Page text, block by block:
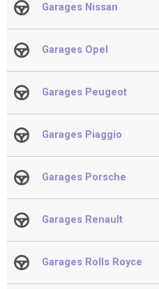
Garages Nissan
Garages Opel
Garages Peugeot
Garages Piaggio
Garages Porsche
Garages Renault
Garages Rolls Royce